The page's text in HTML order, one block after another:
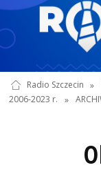
Radio Szczecin »
2006-2023 r.
»